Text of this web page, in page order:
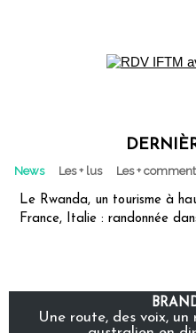
News Les + lus Les +
Le Rwanda, un tourisme à
France, Italie : randonnée
Une route, des voix, un